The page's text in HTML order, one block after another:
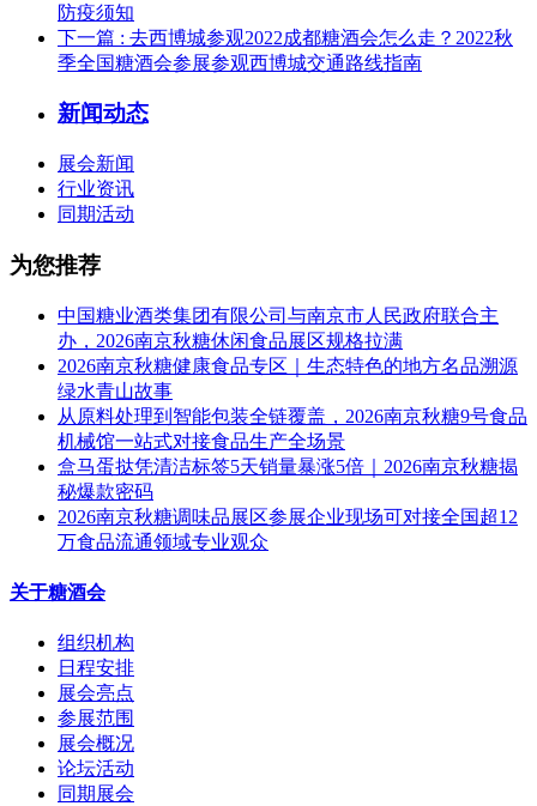
防疫须知
下一篇 : 去西博城参观2022成都糖酒会怎么走？2022秋
季全国糖酒会参展参观西博城交通路线指南
新闻动态
展会新闻
行业资讯
同期活动
为您推荐
中国糖业酒类集团有限公司与南京市人民政府联合主
办，2026南京秋糖休闲食品展区规格拉满
2026南京秋糖健康食品专区｜生态特色的地方名品溯源
绿水青山故事
从原料处理到智能包装全链覆盖，2026南京秋糖9号食品
机械馆一站式对接食品生产全场景
盒马蛋挞凭清洁标签5天销量暴涨5倍｜2026南京秋糖揭
秘爆款密码
2026南京秋糖调味品展区参展企业现场可对接全国超12
万食品流通领域专业观众
关于糖酒会
组织机构
日程安排
展会亮点
参展范围
展会概况
论坛活动
同期展会